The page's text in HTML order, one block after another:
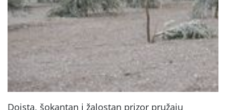
Doista, šokantan i žalostan prizor pružaju